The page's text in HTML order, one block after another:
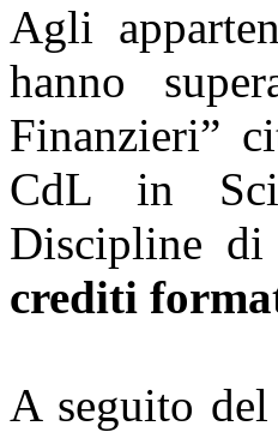
Agli
hanno
Finanzieri”
CdL in
Discipline
crediti
A seguito